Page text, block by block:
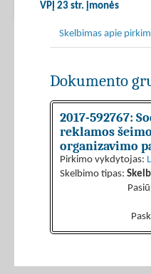
VPĮ 23 str. įmonės
Skelbimas apie
Dokumento
2017-592767:
reklamos
organizavimo
Pirkimo vykdytojas:
Skelbimo tipas: